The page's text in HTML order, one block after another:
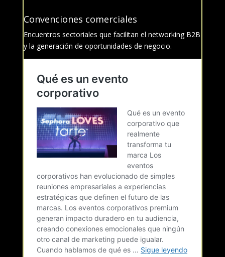
Convenciones comerciales
Encuentros sectoriales que facilitan el networking B2B
y la generación de oportunidades de negocio.